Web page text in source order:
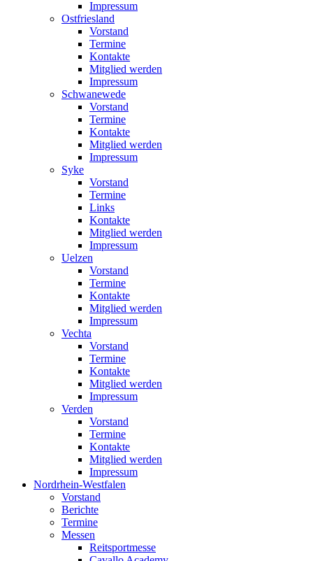
Impressum
Ostfriesland
Vorstand
Termine
Kontakte
Mitglied werden
Impressum
Schwanewede
Vorstand
Termine
Kontakte
Mitglied werden
Impressum
Syke
Vorstand
Termine
Links
Kontakte
Mitglied werden
Impressum
Uelzen
Vorstand
Termine
Kontakte
Mitglied werden
Impressum
Vechta
Vorstand
Termine
Kontakte
Mitglied werden
Impressum
Verden
Vorstand
Termine
Kontakte
Mitglied werden
Impressum
Nordrhein-Westfalen
Vorstand
Berichte
Termine
Messen
Reitsportmesse